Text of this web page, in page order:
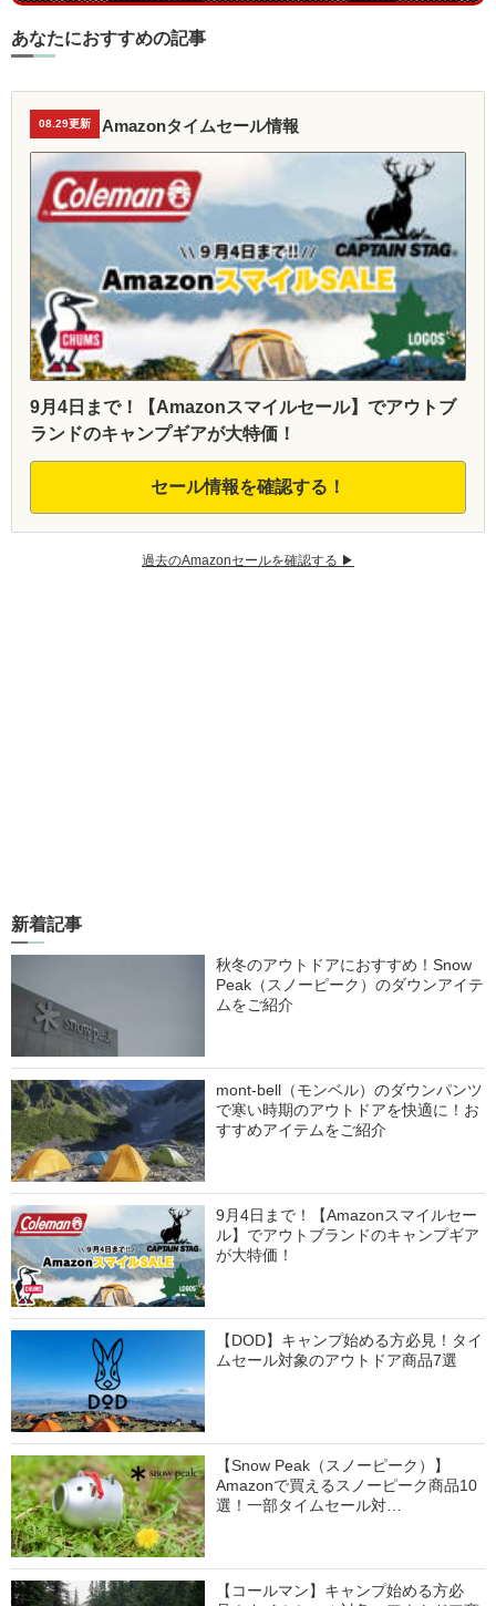
あなたにおすすめの記事
08.29更新 Amazonタイムセール情報
9月4日まで！【Amazonスマイルセール】でアウトブ
ランドのキャンプギアが大特価！
セール情報を確認する！
過去のAmazonセールを確認する ▶︎
新着記事
秋冬のアウトドアにおすすめ！Snow
Peak（スノーピーク）のダウンアイテ
ムをご紹介
mont-bell（モンベル）のダウンパンツ
で寒い時期のアウトドアを快適に！お
すすめアイテムをご紹介
9月4日まで！【Amazonスマイルセー
ル】でアウトブランドのキャンプギア
が大特価！
【DOD】キャンプ始める方必見！タイ
ムセール対象のアウトドア商品7選
【Snow Peak（スノーピーク）】
Amazonで買えるスノーピーク商品10
選！一部タイムセール対…
【コールマン】キャンプ始める方必